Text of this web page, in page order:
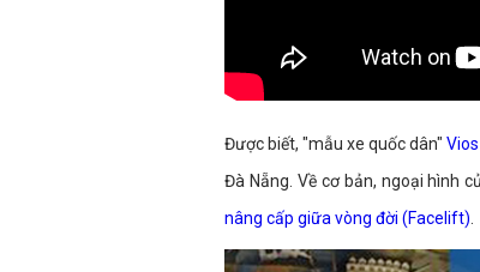
Được biết, "mẫu xe quốc dân"Vios
Đà Nẵng. Về cơ bản, ngoại hình
nâng cấp giữa vòng đời (Facelift)